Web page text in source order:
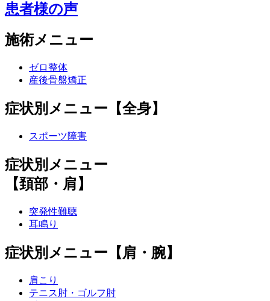
患者様の声
施術メニュー
ゼロ整体
産後骨盤矯正
症状別メニュー【全身】
スポーツ障害
症状別メニュー
【頚部・肩】
突発性難聴
耳鳴り
症状別メニュー【肩・腕】
肩こり
テニス肘・ゴルフ肘